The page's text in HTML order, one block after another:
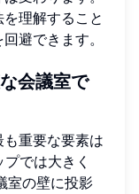
理解すること
避できます。
会議室で
重要な要素は
では大きく
室の壁に投影